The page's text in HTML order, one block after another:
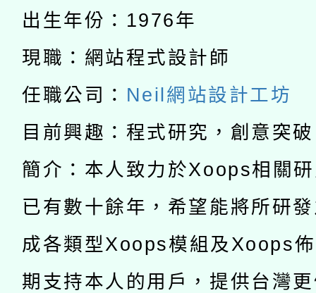
招)
本館辦理115年度閱讀
暨閱讀推動專業研習
科技賦能─人工智慧
礎課程
A3數位素養講師名單
「數位內容與教學軟體
pilot」
有關大陸委員會函釋公
薪期間赴陸應申請許可
轉知經濟部水利署委託
業技術研究院辦理「
用水績優單位及節水達
115年8月22日(星期六
桃園市孔廟祈福系列
2026年桃園地景藝術
出生年份：1976年
現職：網站程式設計師
任職公司： Neil網站設計工坊
目前興趣：程式研究，創意突
簡介：本人致力於Xoops相關
已有數十餘年，希望能將所研
成各類型Xoops模組及Xoops
期支持本人的用戶，提供台灣